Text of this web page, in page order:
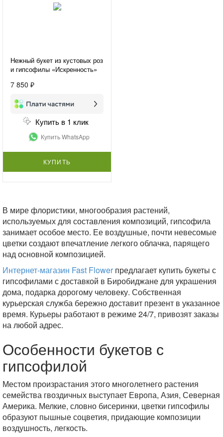
Нежный букет из кустовых роз
и гипсофилы «Искренность»
7 850 ₽
Купить в 1 клик
Купить WhatsApp
КУПИТЬ
В мире флористики, многообразия растений,
используемых для составления композиций, гипсофила
занимает особое место. Ее воздушные, почти невесомые
цветки создают впечатление легкого облачка, парящего
над основной композицией.
Интернет-магазин Fast Flower предлагает купить букеты с
гипсофилами с доставкой в Биробиджане для украшения
дома, подарка дорогому человеку. Собственная
курьерская служба бережно доставит презент в указанное
время. Курьеры работают в режиме 24/7, привозят заказы
на любой адрес.
Особенности букетов с
гипсофилой
Местом произрастания этого многолетнего растения
семейства гвоздичных выступает Европа, Азия, Северная
Америка. Мелкие, словно бисеринки, цветки гипсофилы
образуют пышные соцветия, придающие композиции
воздушность, легкость.